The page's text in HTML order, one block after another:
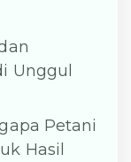
Unggul
Petani
Hasil